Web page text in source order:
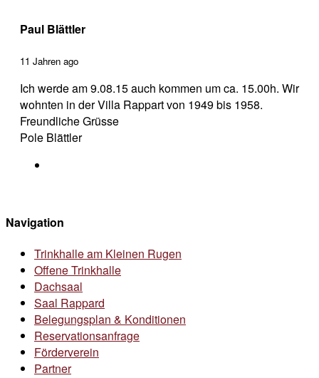
Paul Blättler
11 Jahren ago
Ich werde am 9.08.15 auch kommen um ca. 15.00h. Wir
wohnten in der Villa Rappart von 1949 bis 1958.
Freundliche Grüsse
Pole Blättler
Navigation
Trinkhalle am Kleinen Rugen
Offene Trinkhalle
Dachsaal
Saal Rappard
Belegungsplan & Konditionen
Reservationsanfrage
Förderverein
Partner